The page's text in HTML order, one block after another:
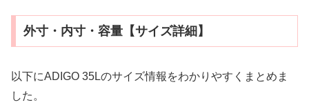
外寸・内寸・容量【サイズ詳細】
以下にADIGO 35Lのサイズ情報をわかりやすくまとめま
した。